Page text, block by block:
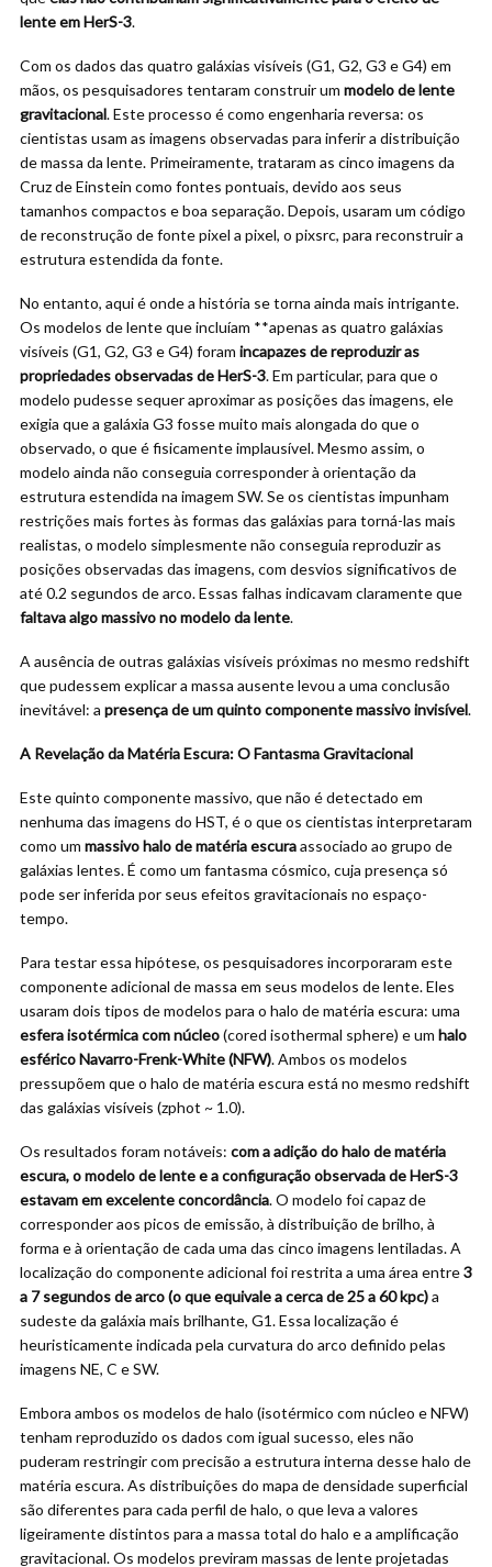
lente em HerS-3.
Com os dados das quatro galáxias visíveis (G1, G2, G3 e G4) em
mãos, os pesquisadores tentaram construir um modelo de lente
gravitacional. Este processo é como engenharia reversa: os
cientistas usam as imagens observadas para inferir a distribuição
de massa da lente. Primeiramente, trataram as cinco imagens da
Cruz de Einstein como fontes pontuais, devido aos seus
tamanhos compactos e boa separação. Depois, usaram um código
de reconstrução de fonte pixel a pixel, o pixsrc, para reconstruir a
estrutura estendida da fonte.
No entanto, aqui é onde a história se torna ainda mais intrigante.
Os modelos de lente que incluíam **apenas as quatro galáxias
visíveis (G1, G2, G3 e G4) foram incapazes de reproduzir as
propriedades observadas de HerS-3. Em particular, para que o
modelo pudesse sequer aproximar as posições das imagens, ele
exigia que a galáxia G3 fosse muito mais alongada do que o
observado, o que é fisicamente implausível. Mesmo assim, o
modelo ainda não conseguia corresponder à orientação da
estrutura estendida na imagem SW. Se os cientistas impunham
restrições mais fortes às formas das galáxias para torná-las mais
realistas, o modelo simplesmente não conseguia reproduzir as
posições observadas das imagens, com desvios significativos de
até 0.2 segundos de arco. Essas falhas indicavam claramente que
faltava algo massivo no modelo da lente.
A ausência de outras galáxias visíveis próximas no mesmo redshift
que pudessem explicar a massa ausente levou a uma conclusão
inevitável: a presença de um quinto componente massivo invisível.
A Revelação da Matéria Escura: O Fantasma Gravitacional
Este quinto componente massivo, que não é detectado em
nenhuma das imagens do HST, é o que os cientistas interpretaram
como um massivo halo de matéria escuraassociado ao grupo de
galáxias lentes. É como um fantasma cósmico, cuja presença só
pode ser inferida por seus efeitos gravitacionais no espaço-
tempo.
Para testar essa hipótese, os pesquisadores incorporaram este
componente adicional de massa em seus modelos de lente. Eles
usaram dois tipos de modelos para o halo de matéria escura: uma
esfera isotérmica com núcleo(cored isothermal sphere) e um halo
esférico Navarro-Frenk-White (NFW). Ambos os modelos
pressupõem que o halo de matéria escura está no mesmo redshift
das galáxias visíveis (zphot ~ 1.0).
Os resultados foram notáveis: com a adição do halo de matéria
escura, o modelo de lente e a configuração observada de HerS-3
estavam em excelente concordância. O modelo foi capaz de
corresponder aos picos de emissão, à distribuição de brilho, à
forma e à orientação de cada uma das cinco imagens lentiladas. A
localização do componente adicional foi restrita a uma área entre3
a 7 segundos de arco (o que equivale a cerca de 25 a 60 kpc)a
sudeste da galáxia mais brilhante, G1. Essa localização é
heuristicamente indicada pela curvatura do arco definido pelas
imagens NE, C e SW.
Embora ambos os modelos de halo (isotérmico com núcleo e NFW)
tenham reproduzido os dados com igual sucesso, eles não
puderam restringir com precisão a estrutura interna desse halo de
matéria escura. As distribuições do mapa de densidade superficial
são diferentes para cada perfil de halo, o que leva a valores
ligeiramente distintos para a massa total do halo e a amplificação
gravitacional. Os modelos previram massas de lente projetadas